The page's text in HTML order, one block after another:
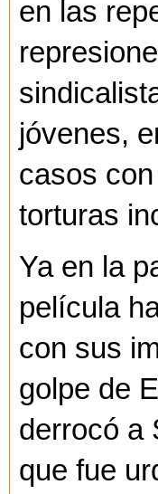
en las
jóvenes,
casos
torturas
Ya en la
película
con sus
golpe de
derrocó a
que fue